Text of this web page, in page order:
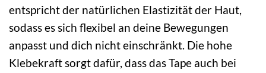
entspricht der natürlichen Elastizität der Haut,
sodass es sich flexibel an deine Bewegungen
anpasst und dich nicht einschränkt. Die hohe
Klebekraft sorgt dafür, dass das Tape auch bei